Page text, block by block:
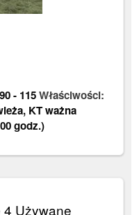
90- 115Właściwości:
, KT ważna
godz.)
4 Używane